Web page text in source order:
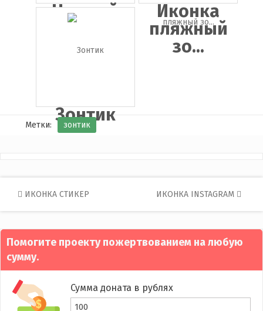
Черный
зонтик
Иконка
пляжный
зо...
Зонтик
Метки: зонтик
Post
navigation
ИКОНКА СТИКЕР ИКОНКА INSTAGRAM
Помогите проекту пожертвованием на любую
сумму.
Сумма доната в рублях